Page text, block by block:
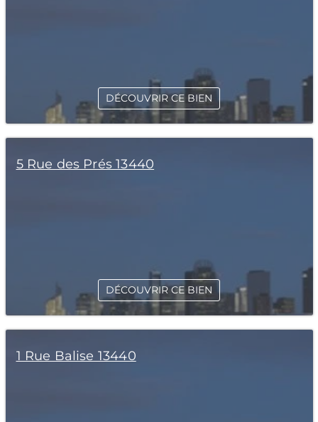
DÉCOUVRIR CE BIEN
5 Rue des Prés 13440
DÉCOUVRIR CE BIEN
1 Rue Balise 13440